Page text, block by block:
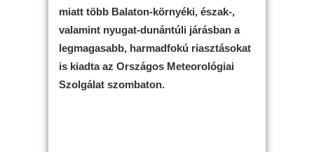
miatt több Balaton-környéki, észak-,
valamint nyugat-dunántúli járásban a
legmagasabb, harmadfokú riasztásokat
is kiadta az Országos Meteorológiai
Szolgálat szombaton.